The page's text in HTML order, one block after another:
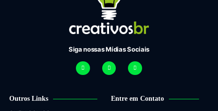
Siga nossas Mídias Sociais
Outros Links
Entre em Contato